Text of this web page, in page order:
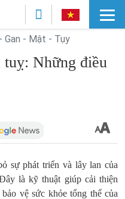
Gan - Mật - Tụy
tuỵ: Những điều
sự phát triển và lây lan của
là kỹ thuật giúp cải thiện
vệ sức khỏe tổng thể của